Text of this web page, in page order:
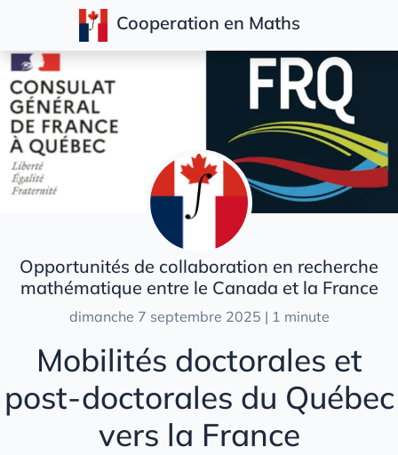
Cooperation en Maths
Articles
Opportunités de collaboration en recherche
mathématique entre le Canada et la France
dimanche 7 septembre 2025 | 1 minute
Mobilités doctorales et
post-doctorales du Québec
vers la France